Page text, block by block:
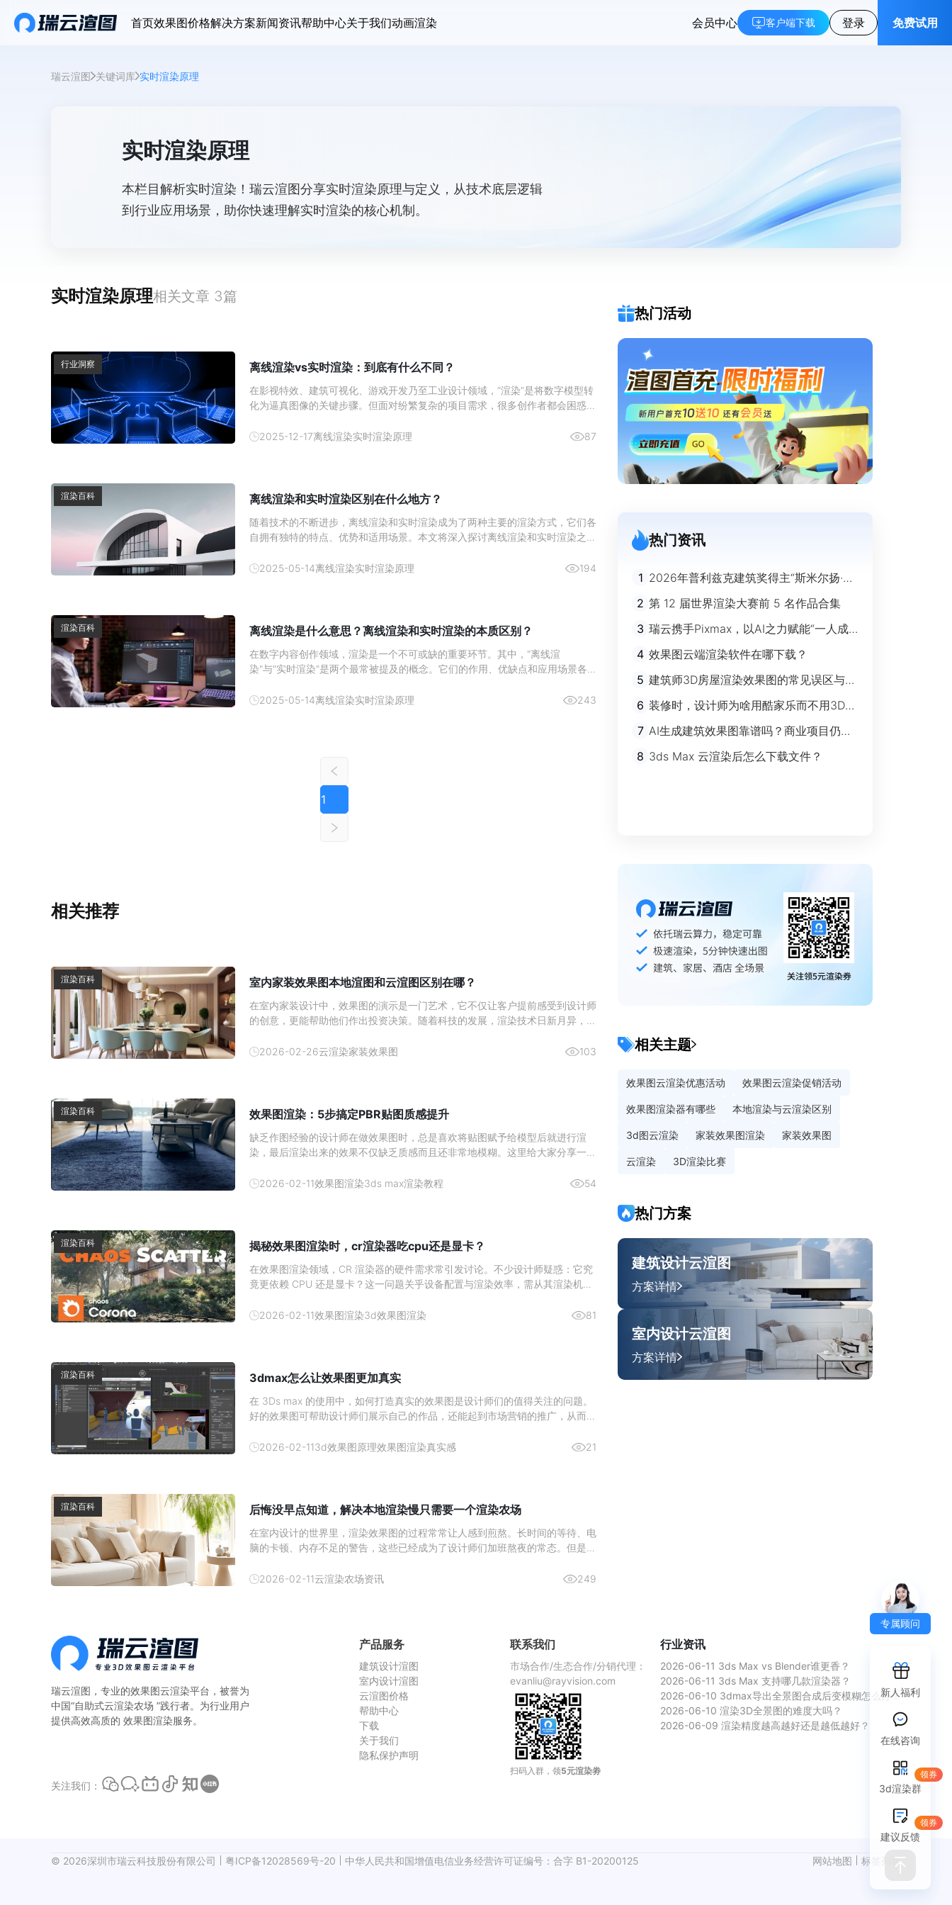
首页效果图价格解决方案新闻资讯帮助中心关于我们动画渲染 会员中心 客户端下载 登录 免费试用
瑞云渲图 关键词库 实时渲染原理
实时渲染原理
本栏目解析实时渲染！瑞云渲图分享实时渲染原理与定义，从技术底层逻辑
到行业应用场景，助你快速理解实时渲染的核心机制。
实时渲染原理相关文章 3篇
行业洞察 离线渲染vs实时渲染：到底有什么不同？
在影视特效、建筑可视化、游戏开发乃至工业设计领域，“渲染”是将数字模型转
化为逼真图像的关键步骤。但面对纷繁复杂的项目需求，很多创作者都会困惑：
用场景大不相同。本文将为你清晰解析它们的本质区别、各自能做什么，以及最
2025-12-17离线渲染实时渲染原理 87
渲染百科 离线渲染和实时渲染区别在什么地方？
随着技术的不断进步，离线渲染和实时渲染成为了两种主要的渲染方式，它们各
自拥有独特的特点、优势和适用场景。本文将深入探讨离线渲染和实时渲染之间
更具优势，最后，我们还将介绍一款优秀的离线渲染软件——瑞云渲图云渲染。
2025-05-14离线渲染实时渲染原理 194
渲染百科 离线渲染是什么意思？离线渲染和实时渲染的本质区别？
在数字内容创作领域，渲染是一个不可或缺的重要环节。其中，"离线渲
染"与"实时渲染"是两个最常被提及的概念。它们的作用、优缺点和应用场景各
2025-05-14离线渲染实时渲染原理 243
1
相关推荐
渲染百科 室内家装效果图本地渲图和云渲图区别在哪？
在室内家装设计中，效果图的演示是一门艺术，它不仅让客户提前感受到设计师
的创意，更能帮助他们作出投资决策。随着科技的发展，渲染技术日新月异，室
方式逐渐成为了设计师们的热门选择。本文将深入分析这两种渲染方式的区别，
2026-02-26云渲染家装效果图 103
渲染百科 效果图渲染：5步搞定PBR贴图质感提升
缺乏作图经验的设计师在做效果图时，总是喜欢将贴图赋予给模型后就进行渲
染，最后渲染出来的效果不仅缺乏质感而且还非常地模糊。这里给大家分享一个
图质感提升技巧1、 首先将准备好的贴图拖入贴图生成器中。2、 然后再点击上
2026-02-11效果图渲染3ds max渲染教程 54
渲染百科 揭秘效果图渲染时，cr渲染器吃cpu还是显卡？
在效果图渲染领域，CR 渲染器的硬件需求常引发讨论。不少设计师疑惑：它究
竟更依赖 CPU 还是显卡？这一问题关乎设备配置与渲染效率，需从其渲染机制
加速对于使用 CR 渲染器的设计师而言，硬件投入的优先级一直是关键问题。核
2026-02-11效果图渲染3d效果图渲染 81
渲染百科 3dmax怎么让效果图更加真实
在 3Ds max 的使用中，如何打造真实的效果图是设计师们的值得关注的问题。
好的效果图可帮助设计师们展示自己的作品，还能起到市场营销的推广，从而激
吧。1、 材质与纹理的雕琢材质类型：依据物体特性选材质，如金属用“金属”明
2026-02-113d效果图原理效果图渲染真实感 21
渲染百科 后悔没早点知道，解决本地渲染慢只需要一个渲染农场
在室内设计的世界里，渲染效果图的过程常常让人感到煎熬。长时间的等待、电
脑的卡顿、内存不足的警告，这些已经成为了设计师们加班熬夜的常态。但是，
云渲染农场——瑞云渲图，它不仅解决了本地渲染慢的问题，而且价格还非常划
2026-02-11云渲染农场资讯 249
热门活动
热门资讯
1 2026年普利兹克建筑奖得主“斯米尔扬·拉
迪奇”经典作品欣赏
2 第 12 届世界渲染大赛前 5 名作品合集
3 瑞云携手Pixmax，以AI之力赋能“一人成
4 效果图云端渲染软件在哪下载？
5 建筑师3D房屋渲染效果图的常见误区与规
避指南
6 装修时，设计师为啥用酷家乐而不用3Ds
max？
7 AI生成建筑效果图靠谱吗？商业项目仍离
不开传统渲染
8 3ds Max 云渲染后怎么下载文件？
相关主题
效果图云渲染优惠活动 效果图云渲染促销活动
效果图渲染器有哪些 本地渲染与云渲染区别
3d图云渲染 家装效果图渲染 家装效果图
云渲染 3D渲染比赛
热门方案
建筑设计云渲图
方案详情
室内设计云渲图
方案详情
瑞云渲图，专业的效果图云渲染平台 ，被誉为
中国“自助式云渲染农场 ”践行者。为行业用户
提供高效高质的 效果图渲染服务。
关注我们：
产品服务
建筑设计渲图
室内设计渲图
云渲图价格
帮助中心
下载
关于我们
隐私保护声明
联系我们
市场合作/生态合作/分销代理：
evanliu@rayvision.com
扫码入群，领5元渲染劵
行业资讯
2026-06-11 3ds Max vs Blender谁更香？
2026-06-11 3ds Max 支持哪几款渲染器？
2026-06-10 3dmax导出全景图合成后变模糊怎么办？
2026-06-10 渲染3D全景图的难度大吗？
2026-06-09 渲染精度越高越好还是越低越好？
© 2026深圳市瑞云科技股份有限公司 粤ICP备12028569号-20 中华人民共和国增值电信业务经营许可证编号：合字 B1-20200125 网站地图 标签列表
专属顾问
新人福利
在线咨询
3d渲染群
领券
建议反馈
领券